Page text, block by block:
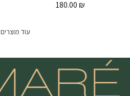
180.00 ₪
עוד מוצרים